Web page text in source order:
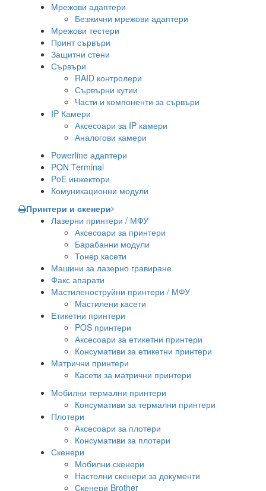
Мрежови адаптери
Безжични мрежови адаптери
Мрежови тестери
Принт сървъри
Защитни стени
Сървъри
RAID контролери
Сървърни кутии
Части и компоненти за сървъри
IP Камери
Аксесоари за IP камери
Аналогови камери
Powerline адаптери
PON Terminal
PoE инжектори
Комуникационни модули
Принтери и скенери
Лазерни принтери / МФУ
Аксесоари за принтери
Барабанни модули
Тонер касети
Машини за лазерно гравиране
Факс апарати
Мастиленоструйни принтери / МФУ
Мастилени касети
Етикетни принтери
POS принтери
Аксесоари за етикетни принтери
Консумативи за етикетни принтери
Матрични принтери
Касети за матрични принтери
Мобилни термални принтери
Консумативи за термални принтери
Плотери
Аксесоари за плотери
Консумативи за плотери
Скенери
Мобилни скенери
Настолни скенери за документи
Скенери Brother